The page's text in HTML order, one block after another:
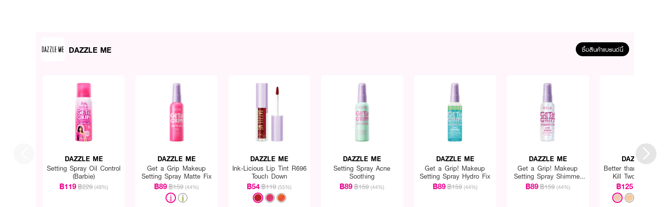
DAZZLE ME ซื้อสินค้าแบรนด์นี้
DAZZLE ME
Setting Spray Oil Control
(Barbie)
฿119฿229 (48%)
DAZZLE ME
Get a Grip Makeup
Setting Spray Matte Fix
฿89฿159 (44%)
DAZZLE ME
Ink-Licious Lip Tint R696
Touch Down
฿54฿119 (55%)
DAZZLE ME
Setting Spray Acne
Soothing
฿89฿159 (44%)
DAZZLE ME
Get a Grip! Makeup
Setting Spray Hydro Fix
฿89฿159 (44%)
DAZZLE ME
Get a Grip! Makeup
Setting Spray Shimmer
Fix
฿89฿159 (44%)
DAZZLE ME
Better than Filter
Kill Two Way Cake
Powder
฿125